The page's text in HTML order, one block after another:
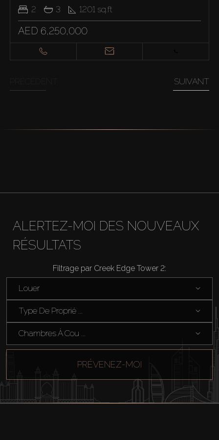
2
3 1201 sq.ft
AED 6,250,000
SUIVANT
ALERTEZ-MOI DES NOUVEAUX
RÉSULTATS
Filtrage par Creek Edge Tower 2:
Louer
Type De Proprié ...
Chambres À Cou ...
PRÉVENEZ-MOI